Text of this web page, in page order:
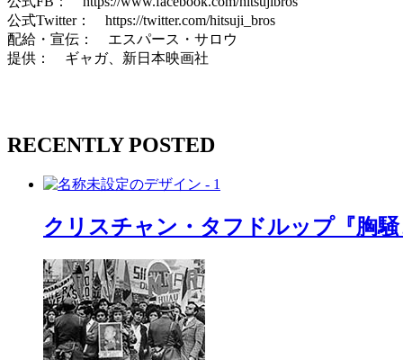
公式Twitter： https://twitter.com/hitsuji_bros
配給・宣伝： エスパース・サロウ
提供： ギャガ、新日本映画社
RECENTLY POSTED
クリスチャン・タフドルップ『胸騒